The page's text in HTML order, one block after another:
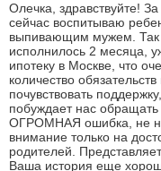
Олечка, здравствуйте!
сейчас воспитываю
выпивающим мужем. Так
исполнилось 2 месяца,
ипотеку в Москве, что
количество
почувствовать
побуждает нас
ОГРОМНАЯ ошибка, не
внимание только на
родителей.
Ваша история еще